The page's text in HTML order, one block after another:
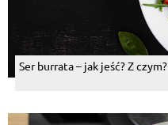
Ser burrata – jak jeść? Z czym?